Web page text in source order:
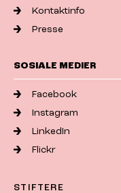
Kontaktinfo
Presse
SOSIALE MEDIER
Facebook
Instagram
LinkedIn
Flickr
STIFTERE